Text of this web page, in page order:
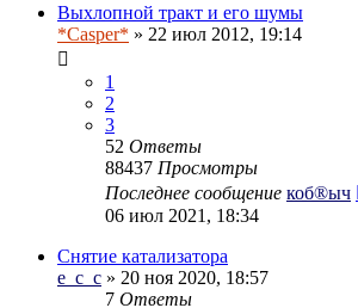
Выхлопной тракт и его шумы
*Casper* » 22 июл 2012, 19:14
1
2
3
52 Ответы
88437 Просмотры
Последнее сообщение коб®ыч
06 июл 2021, 18:34
Снятие катализатора
e_c_c » 20 ноя 2020, 18:57
7 Ответы